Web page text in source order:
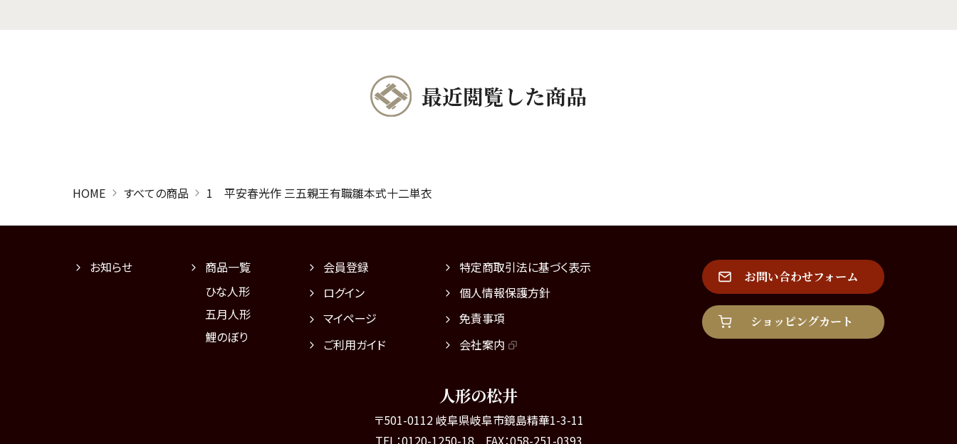
HOME すべての商品 1 平安春光作 三五親王有職雛本式十二単衣
最近閲覧した商品
お知らせ
商品一覧
ひな人形
五月人形
鯉のぼり
会員登録
ログイン
マイページ
ご利用ガイド
特定商取引法に基づく表示
個人情報保護方針
免責事項
会社案内
お問い合わせフォーム
ショッピングカート
人形の松井
〒501-0112 岐阜県岐阜市鏡島精華1-3-11
TEL：0120-1250-18 FAX：058-251-0393